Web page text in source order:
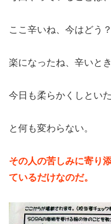
ここ辛いね、今はどう
楽になったね、辛いと
今日も柔らかくしといた
と何も変わらない。
その人の苦しみに寄り
ているだけなのだ。